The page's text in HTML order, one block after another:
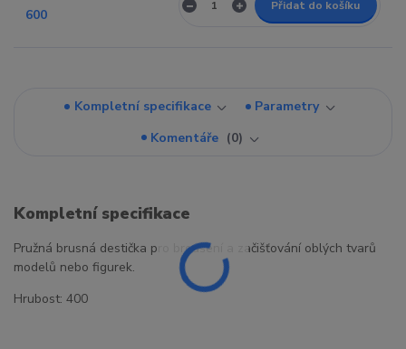
Přidat do košíku
Kompletní specifikace
Parametry
Komentáře
0
Kompletní specifikace
Pružná brusná destička pro broušení a začišťování oblých tvarů
modelů nebo figurek.
Hrubost: 400